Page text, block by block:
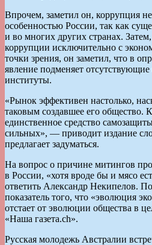
Впрочем, заметил он, коррупция
особенностью России, так как
и во многих других странах.
коррупции исключительно с
точки зрения, он заметил, что в
явление подменяет
институты.
«Рынок эффективен настолько,
таковым создавшее его
единственное средство
сильных», — приводит издание
предлагает задуматься.
На вопрос о причине митингов
в России, «хотя вроде бы и мясо
ответить Александр Некипелов.
показатель того, что «эволюция
отстает от эволюции общества в
«Наша газета.ch».
Русская молодежь Австралии